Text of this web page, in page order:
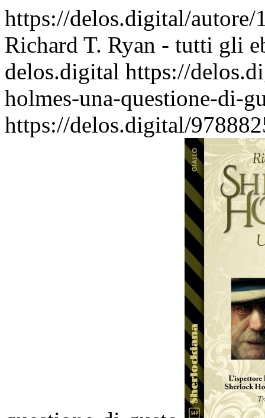
https://delos.digital/
Richard T. Ryan - tutti gli
delos.digital https://
holmes-una-questione-di-
https://delos.digital/